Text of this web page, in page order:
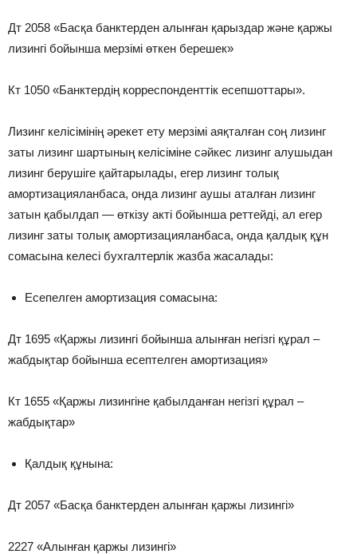
Дт 2058 «Басқа банктерден алынған қарыздар және қаржы
лизингі бойынша мерзімі өткен берешек»
Кт 1050 «Банктердің корреспонденттік есепшоттары».
Лизинг келісімінің әрекет ету мерзімі аяқталған соң лизинг
заты лизинг шартының келісіміне сәйкес лизинг алушыдан
лизинг берушіге қайтарылады, егер лизинг толық
амортизацияланбаса, онда лизинг аушы аталған лизинг
затын қабылдап — өткізу акті бойынша реттейді, ал егер
лизинг заты толық амортизацияланбаса, онда қалдық құн
сомасына келесі бухгалтерлік жазба жасалады:
Есепелген амортизация сомасына:
Дт 1695 «Қаржы лизингі бойынша алынған негізгі құрал –
жабдықтар бойынша есептелген амортизация»
Кт 1655 «Қаржы лизингіне қабылданған негізгі құрал –
жабдықтар»
Қалдық құнына:
Дт 2057 «Басқа банктерден алынған қаржы лизингі»
2227 «Алынған қаржы лизингі»